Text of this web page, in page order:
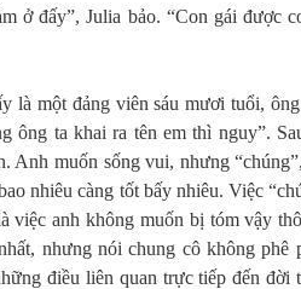
ở đấy”, Julia bảo. “Con gái được
là một đảng viên sáu mươi tuổi,
ông ta khai ra tên em thì nguy”.
Anh muốn sống vui, nhưng
nhiêu càng tốt bấy nhiêu. Việc
việc anh không muốn bị tóm vậy
nhưng nói chung cô không phê
điều liên quan trực tiếp đến đời